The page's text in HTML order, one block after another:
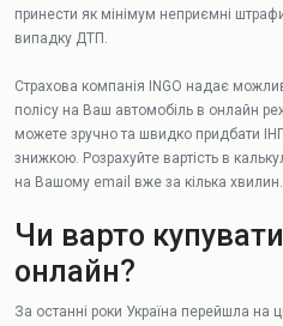
принести як мінімум неприємні
випадку ДТП.
Страхова компанія INGO надає
полісу на Ваш автомобіль в онлайн
можете зручно та швидко придбати
знижкою. Розрахуйте вартість в
на Вашому email вже за кілька хвилин.
Чи варто
онлайн?
За останні роки Україна перейшла на